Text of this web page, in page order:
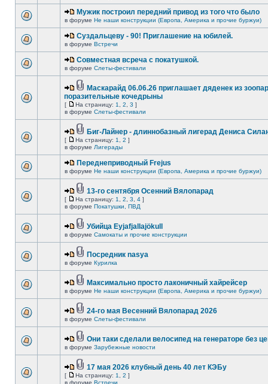
Мужик построил передний привод из того что было
в форуме Не наши конструкции (Европа, Америка и прочие буржуи)
Суздальцеву - 90! Приглашение на юбилей.
в форуме Встречи
Совместная всреча с покатушкой.
в форуме Слеты-фестивали
Маскарайд 06.06.26 приглашает дяденек из
поразительные кочедрыны
[ На страницу: 1 2 3 ]
в форуме Слеты-фестивали
Биг-Лайнер - длиннобазный лигерад Дениса
[ На страницу: 1 2 ]
в форуме Лигерады
Переднеприводный Frejus
в форуме Не наши конструкции (Европа, Америка и прочие буржуи)
13-го сентября Осенний Вялопарад
[ На страницу: 1 2 3 4 ]
в форуме Покатушки, ПВД
Убийца Eyjafjallajökull
в форуме Самокаты и прочие конструкции
Посредник nasya
в форуме Курилка
Максимально просто лаконичный хайрейсер
в форуме Не наши конструкции (Европа, Америка и прочие буржуи)
24-го мая Весенний Вялопарад 2026
в форуме Слеты-фестивали
Они таки сделали велосипед на генераторе без
в форуме Зарубежные новости
17 мая 2026 клубный день 40 лет КЭБу
[ На страницу: 1 2 ]
в форуме Встречи